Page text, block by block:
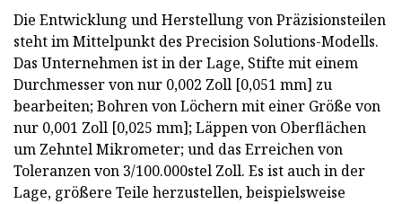
Die Entwicklung und Herstellung von Präzisionsteilen
steht im Mittelpunkt des Precision Solutions-Modells.
Das Unternehmen ist in der Lage, Stifte mit einem
Durchmesser von nur 0,002 Zoll [0,051 mm] zu
bearbeiten; Bohren von Löchern mit einer Größe von
nur 0,001 Zoll [0,025 mm]; Läppen von Oberflächen
um Zehntel Mikrometer; und das Erreichen von
Toleranzen von 3/100.000stel Zoll. Es ist auch in der
Lage, größere Teile herzustellen, beispielsweise